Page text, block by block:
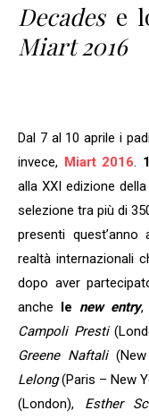
Decadese
Miart 2016
Dal 7 al 10 aprile i
invece, Miart 2016.
alla XXI edizione
selezione tra più di
presenti quest’anno
realtà internazionali
dopo aver
anche lenew entry,
Campoli Presti
Greene Naftali(New
Lelong(Paris – New
(London), Esther